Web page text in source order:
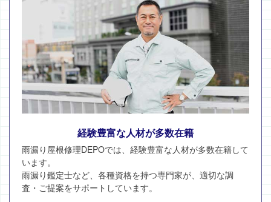
経験豊富な人材が多数在籍
雨漏り屋根修理DEPOでは、経験豊富な人材が多数在籍して
います。
雨漏り鑑定士など、各種資格を持つ専門家が、適切な調
査・ご提案をサポートしています。